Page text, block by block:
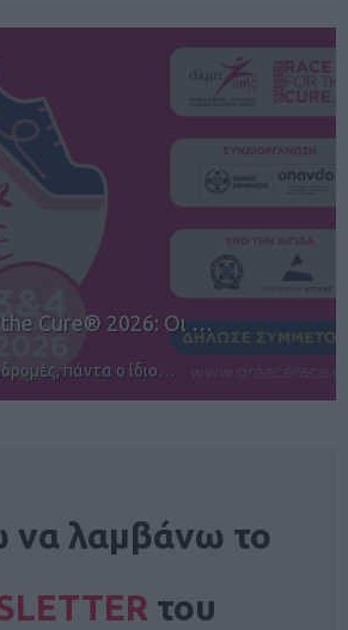
Marathon: Άνοιγμα ε…
Ρόδο
να λαμβάνω το
του